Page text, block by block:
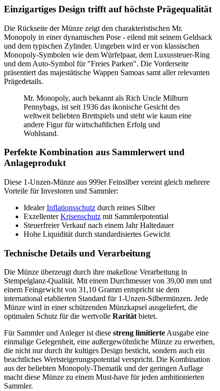
Einzigartiges Design trifft auf höchste Prägequalität
Die Rückseite der Münze zeigt den charakteristischen Mr.
Monopoly in einer dynamischen Pose - eilend mit seinem Geldsack
und dem typischen Zylinder. Umgeben wird er von klassischen
Monopoly-Symbolen wie dem Würfelpaar, dem Luxussteuer-Ring
und dem Auto-Symbol für "Freies Parken". Die Vorderseite
präsentiert das majestätische Wappen Samoas samt aller relevanten
Prägedetails.
Mr. Monopoly, auch bekannt als Rich Uncle Milburn
Pennybags, ist seit 1936 das ikonische Gesicht des
weltweit beliebten Brettspiels und steht wie kaum eine
andere Figur für wirtschaftlichen Erfolg und
Wohlstand.
Perfekte Kombination aus Sammlerwert und
Anlageprodukt
Diese 1-Unzen-Münze aus 999er Feinsilber vereint gleich mehrere
Vorteile für Investoren und Sammler:
IdealerInflationsschutz durch reines Silber
ExzellenterKrisenschutz mit Sammlerpotential
Steuerfreier Verkauf nach einem Jahr Haltedauer
Hohe Liquidität durch standardisiertes Gewicht
Technische Details und Verarbeitung
Die Münze überzeugt durch ihre makellose Verarbeitung in
Stempelglanz-Qualität. Mit einem Durchmesser von 39,00 mm und
einem Feingewicht von 31,10 Gramm entspricht sie dem
international etablierten Standard für 1-Unzen-Silbermünzen. Jede
Münze wird in einer schützenden Münzkapsel ausgeliefert, die
optimalen Schutz für die wertvolle Raritätbietet.
Für Sammler und Anleger ist diese streng limitierteAusgabe eine
einmalige Gelegenheit, eine außergewöhnliche Münze zu erwerben,
die nicht nur durch ihr kultiges Design besticht, sondern auch ein
beachtliches Wertsteigerungspotential verspricht. Die Kombination
aus der beliebten Monopoly-Thematik und der geringen Auflage
macht diese Münze zu einem Must-have für jeden ambitionierten
Sammler.